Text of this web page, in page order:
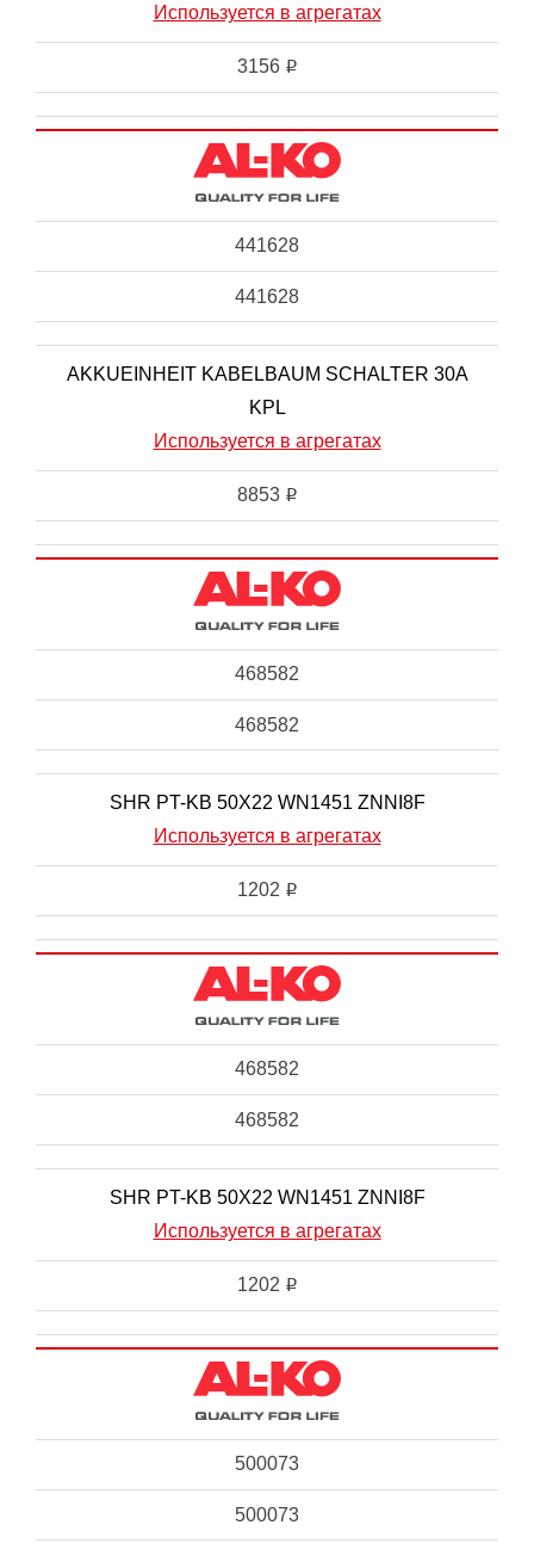
Используется в агрегатах
3156 i
441628
441628
AKKUEINHEIT KABELBAUM SCHALTER 30A
KPL
Используется в агрегатах
8853 i
468582
468582
SHR PT-KB 50X22 WN1451 ZNNI8F
Используется в агрегатах
1202 i
468582
468582
SHR PT-KB 50X22 WN1451 ZNNI8F
Используется в агрегатах
1202 i
500073
500073